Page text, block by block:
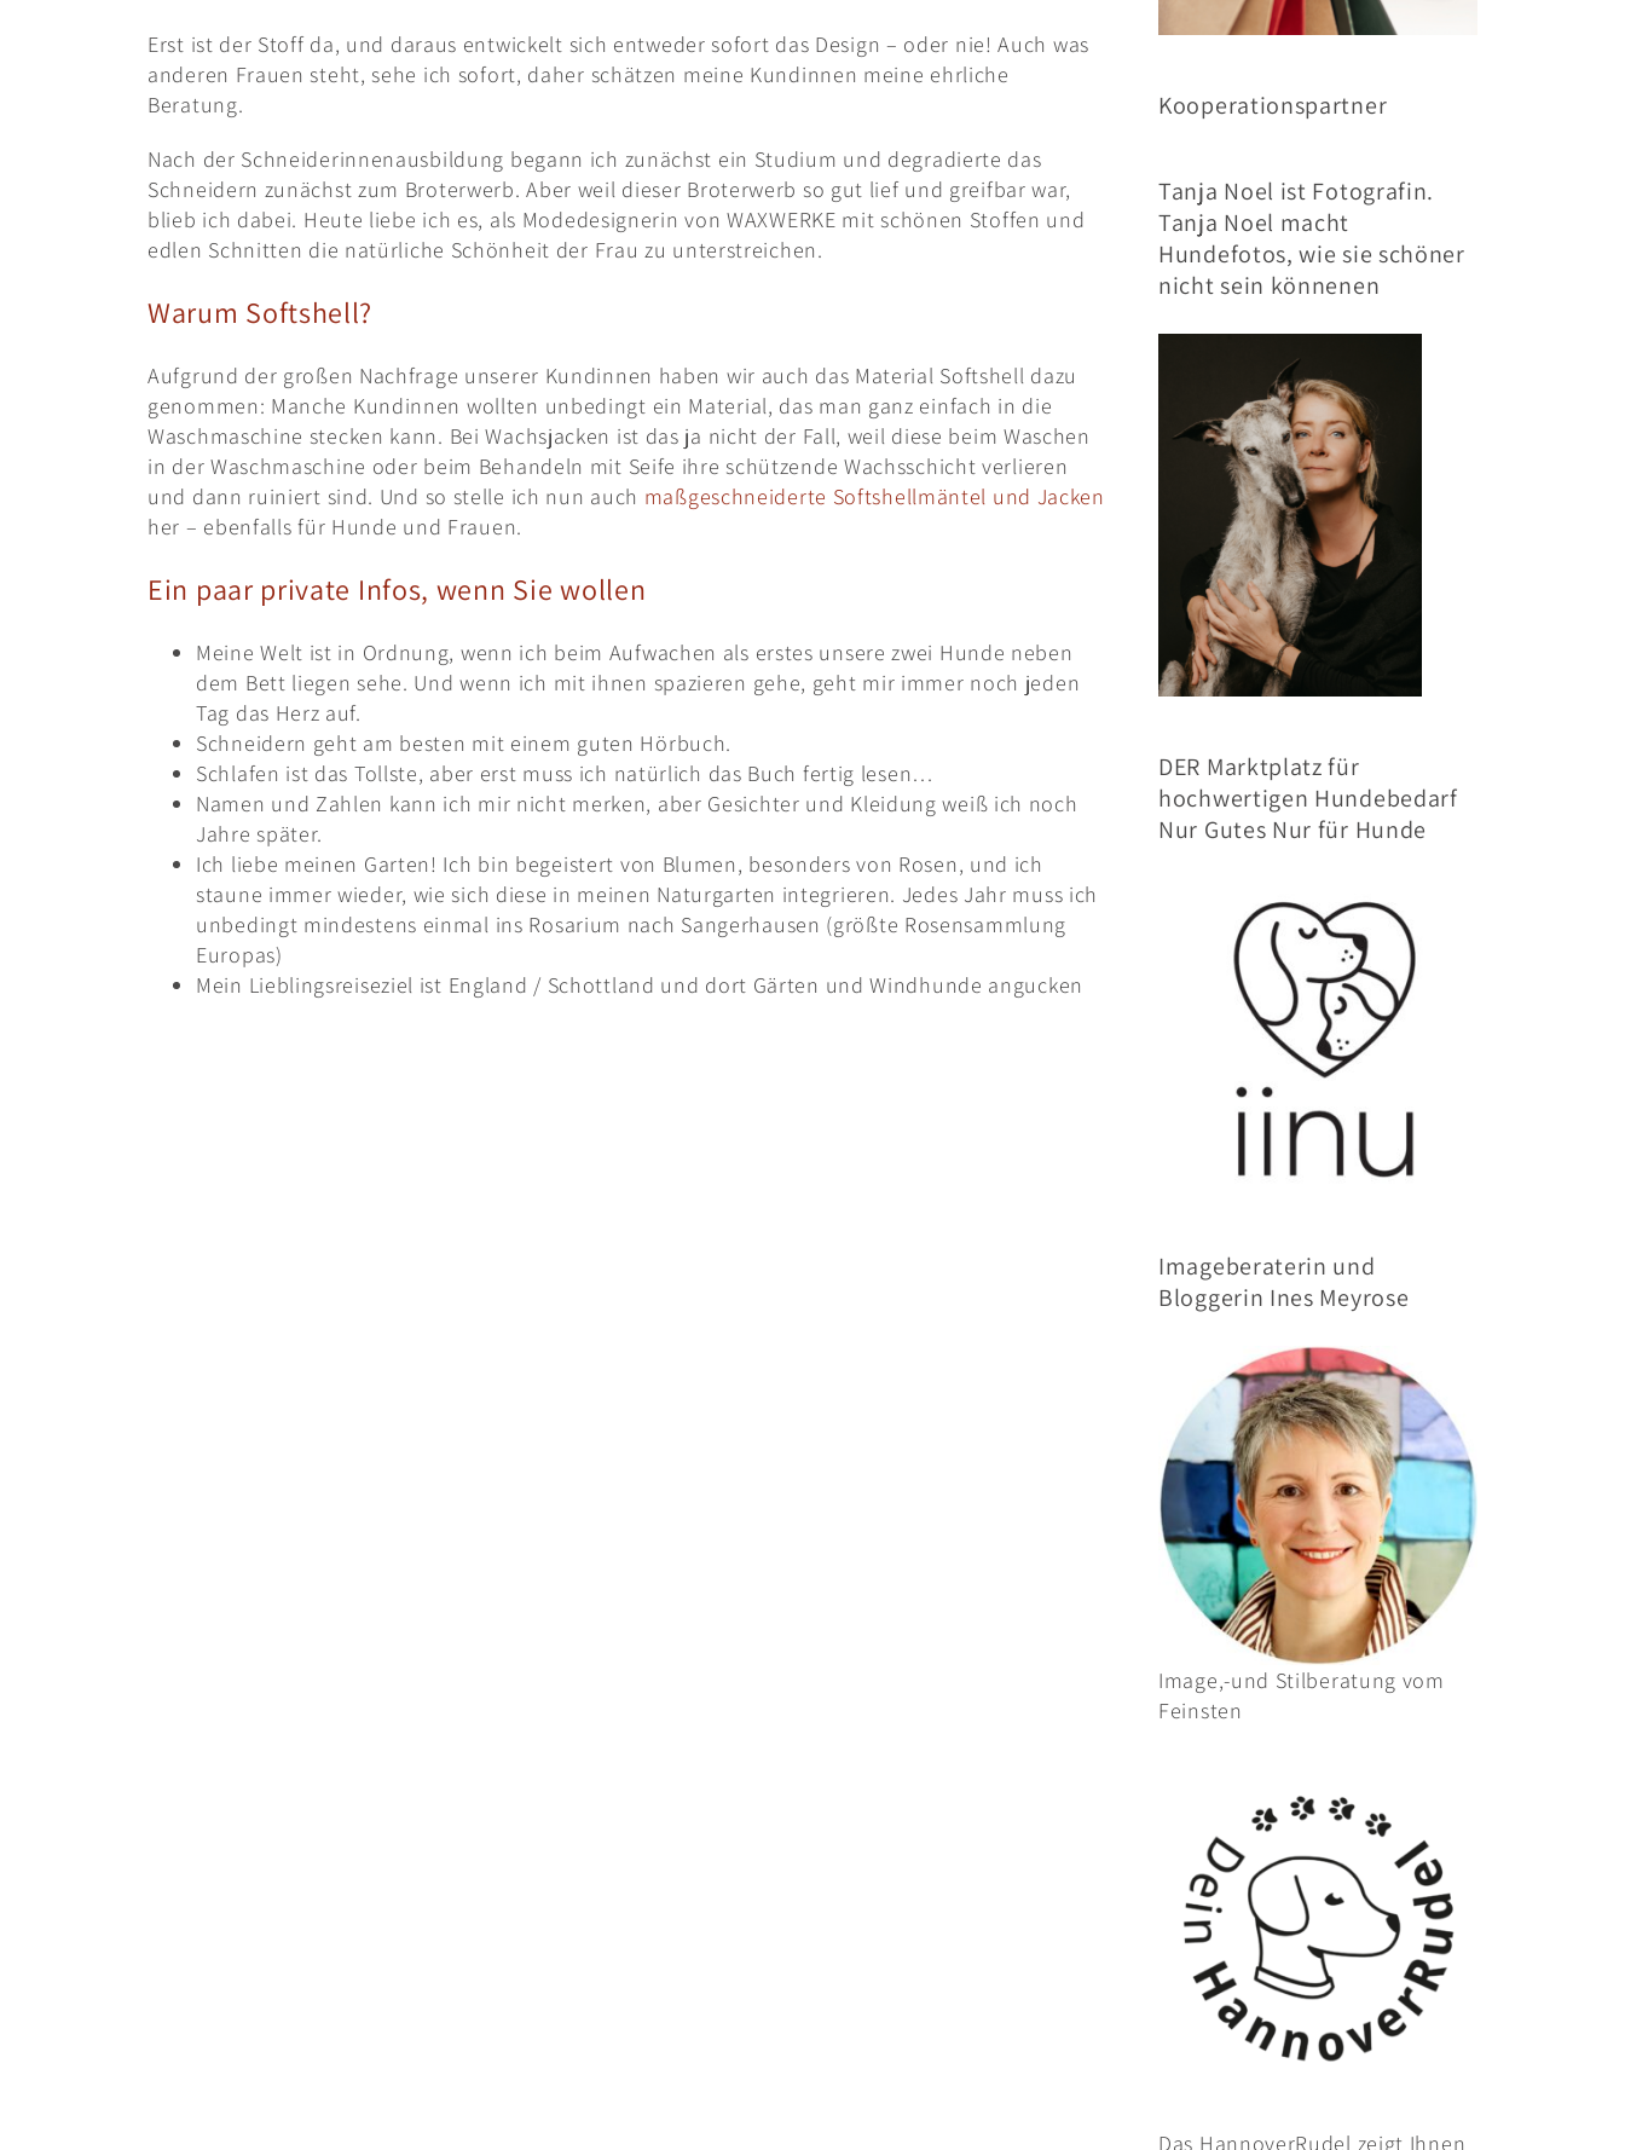
Erst ist der Stoff da, und daraus entwickelt sich entweder sofort das Design – oder nie! Auch was
anderen Frauen steht, sehe ich sofort, daher schätzen meine Kundinnen meine ehrliche
Beratung.
Nach der Schneiderinnenausbildung begann ich zunächst ein Studium und degradierte das
Schneidern zunächst zum Broterwerb. Aber weil dieser Broterwerb so gut lief und greifbar war,
blieb ich dabei. Heute liebe ich es, als Modedesignerin von WAXWERKE mit schönen Stoffen und
edlen Schnitten die natürliche Schönheit der Frau zu unterstreichen.
Warum Softshell?
Aufgrund der großen Nachfrage unserer Kundinnen haben wir auch das Material Softshell dazu
genommen: Manche Kundinnen wollten unbedingt ein Material, das man ganz einfach in die
Waschmaschine stecken kann. Bei Wachsjacken ist das ja nicht der Fall, weil diese beim Waschen
in der Waschmaschine oder beim Behandeln mit Seife ihre schützende Wachsschicht verlieren
und dann ruiniert sind. Und so stelle ich nun auch maßgeschneiderte Softshellmäntel und Jacken
her – ebenfalls für Hunde und Frauen.
Ein paar private Infos, wenn Sie wollen
Meine Welt ist in Ordnung, wenn ich beim Aufwachen als erstes unsere zwei Hunde neben
dem Bett liegen sehe. Und wenn ich mit ihnen spazieren gehe, geht mir immer noch jeden
Tag das Herz auf.
Schneidern geht am besten mit einem guten Hörbuch.
Schlafen ist das Tollste, aber erst muss ich natürlich das Buch fertig lesen…
Namen und Zahlen kann ich mir nicht merken, aber Gesichter und Kleidung weiß ich noch
Jahre später.
Ich liebe meinen Garten! Ich bin begeistert von Blumen, besonders von Rosen, und ich
staune immer wieder, wie sich diese in meinen Naturgarten integrieren. Jedes Jahr muss ich
unbedingt mindestens einmal ins Rosarium nach Sangerhausen (größte Rosensammlung
Europas)
Mein Lieblingsreiseziel ist England / Schottland und dort Gärten und Windhunde angucken
Kooperationspartner
Tanja Noel ist Fotografin.
Tanja Noel macht
Hundefotos, wie sie schöner
nicht sein könnenen
DER Marktplatz für
hochwertigen Hundebedarf
Nur Gutes Nur für Hunde
Imageberaterin und
Bloggerin Ines Meyrose
Image,-und Stilberatung vom
Feinsten
Das HannoverRudel zeigt Ihnen